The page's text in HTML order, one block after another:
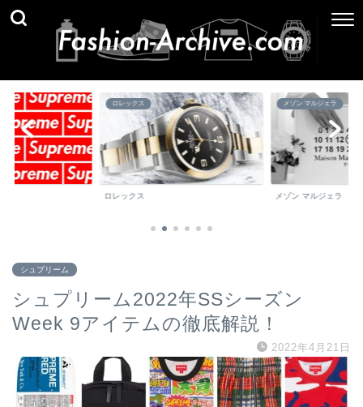
クス メゾン マルジェラ ブランド百
ブランド百
シュプリーム
シュプリーム2022年SSシーズン
Week 9アイテムの徹底解説！
2022年4月21日